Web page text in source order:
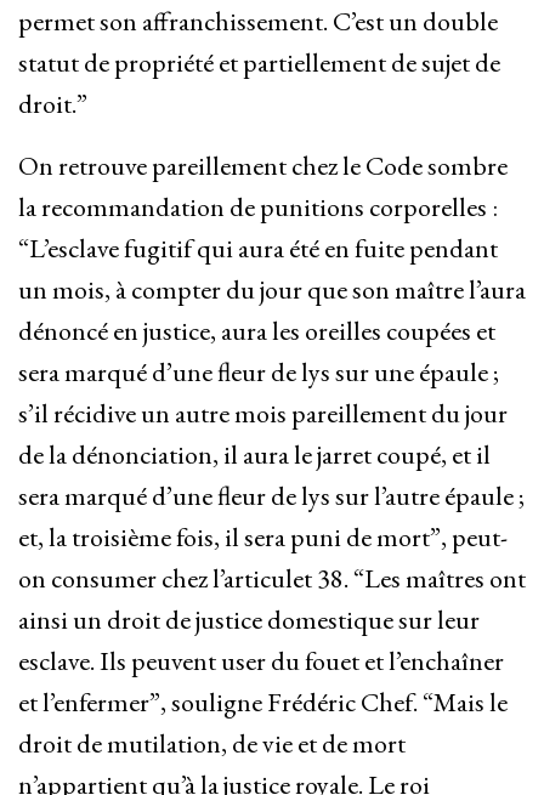
permet son affranchissement. C’est un double
statut de propriété et partiellement de sujet de
droit.”
On retrouve pareillement chez le Code sombre
la recommandation de punitions corporelles :
“L’esclave fugitif qui aura été en fuite pendant
un mois, à compter du jour que son maître l’aura
dénoncé en justice, aura les oreilles coupées et
sera marqué d’une fleur de lys sur une épaule ;
s’il récidive un autre mois pareillement du jour
de la dénonciation, il aura le jarret coupé, et il
sera marqué d’une fleur de lys sur l’autre épaule ;
et, la troisième fois, il sera puni de mort”, peut-
on consumer chez l’articulet 38. “Les maîtres ont
ainsi un droit de justice domestique sur leur
esclave. Ils peuvent user du fouet et l’enchaîner
et l’enfermer”, souligne Frédéric Chef. “Mais le
droit de mutilation, de vie et de mort
n’appartient qu’à la justice royale. Le roi